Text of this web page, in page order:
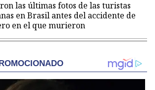
las últimas fotos de las turistas
en Brasil antes del accidente de
en el que murieron